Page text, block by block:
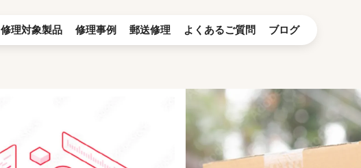
修理対象製品 修理事例 郵送修理 よくあるご質問 ブログ